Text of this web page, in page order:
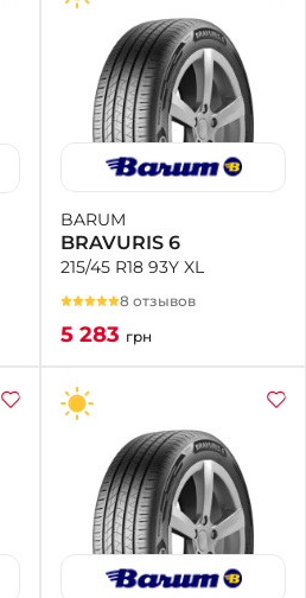
BARUM
BRAVURIS 6
215/45 R18 93Y XL
8 отзывов
5 283 грн